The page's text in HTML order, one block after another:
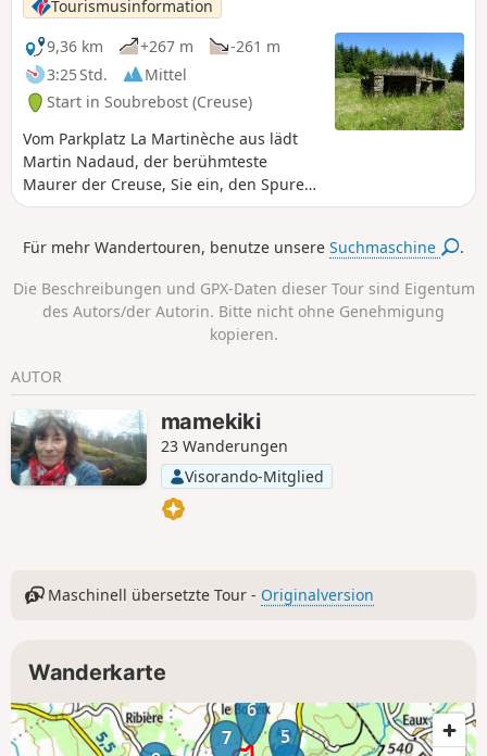
begehen kann. Ein schöner kleiner
Spaziergang, der auch durch den Weiler
Montgermain führt, wo man dessen
ehrwürdige, 400 Jahre alte Linde bewundern
kann. Das Ganze fast ohne Straßen, sodass
man den Hund frei laufen lassen kann.
Tourismusinformation
9,36 km
+267 m
-261 m
3:25 Std.
Mittel
Start in Soubrebost (Creuse)
Vom Parkplatz La Martinèche aus lädt
Martin Nadaud, der berühmteste
Maurer der Creuse, Sie ein, den Spuren
seiner Kindheit zu folgen, um in einem
Erbe der Gemeinde Soubrebost zu
Für mehr Wandertouren, benutze unsereSuchmaschine .
Die Beschreibungen und GPX-Daten dieser Tour sind Eigentum
des Autors/der Autorin. Bitte nicht ohne Genehmigung
kopieren.
AUTOR
mamekiki
23 Wanderungen
Visorando-Mitglied
Maschinell übersetzte Tour - Originalversion
Wanderkarte
5
6
7